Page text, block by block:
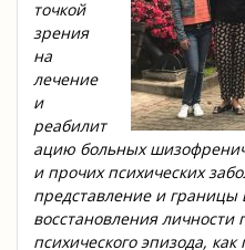
точкой
зрения
на
лечение
и
реабилит
ацию больных
и прочих психических
представление и границы
восстановления личности
психического эпизода, как